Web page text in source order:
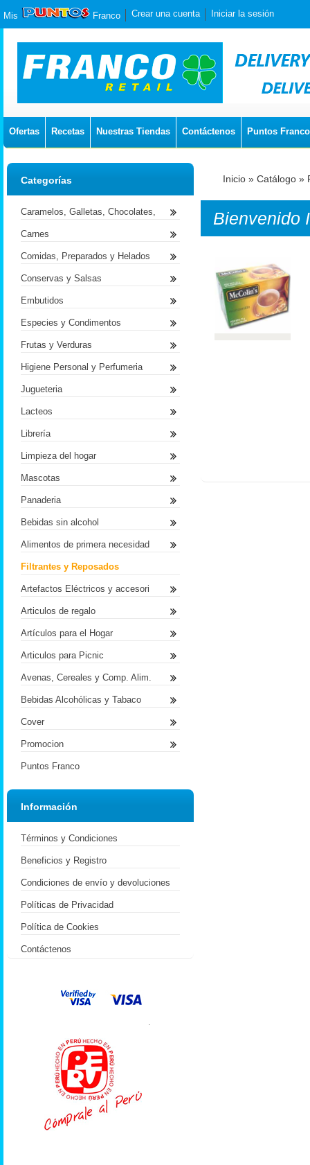
Mis Franco Crear una cuenta Iniciar la sesión
Ofertas Recetas Nuestras Tiendas Contáctenos Puntos Franco
Inicio » Catálogo »
Bienvenido
Categorías
Caramelos, Galletas, Chocolates,
Carnes
Comidas, Preparados y Helados
Conservas y Salsas
Embutidos
Especies y Condimentos
Frutas y Verduras
Higiene Personal y Perfumeria
Jugueteria
Lacteos
Librería
Limpieza del hogar
Mascotas
Panaderia
Bebidas sin alcohol
Alimentos de primera necesidad
Filtrantes y Reposados
Artefactos Eléctricos y accesori
Articulos de regalo
Artículos para el Hogar
Articulos para Picnic
Avenas, Cereales y Comp. Alim.
Bebidas Alcohólicas y Tabaco
Cover
Promocion
Puntos Franco
Información
Términos y Condiciones
Beneficios y Registro
Condiciones de envío y devoluciones
Políticas de Privacidad
Política de Cookies
Contáctenos
.